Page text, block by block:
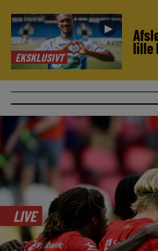
EKSKLUSIVT
►
lille
LIVE